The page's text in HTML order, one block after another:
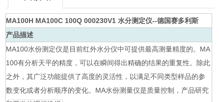
MA100H MA100C 100Q 000230V1 水分测定仪--德国赛多利斯
产品描述
MA100水份测定仪是目前红外水分仪中可提供最高测量精度的。MA
100有分析天平的精度，可以在瞬间得出精确的结果的重复性。除此
之外，其广泛功能提供了高度的灵活性，以满足不同类型样品的参
数变化或者分析顺序的变化。MA水份测量仪是质量控制，产品研究